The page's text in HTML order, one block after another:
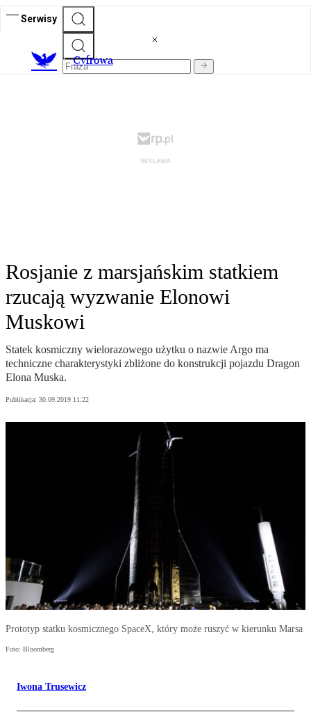
Serwisy
Cyfrowa
Rosjanie z marsjańskim statkiem
rzucają wyzwanie Elonowi
Muskowi
Statek kosmiczny wielorazowego użytku o nazwie Argo ma
techniczne charakterystyki zbliżone do konstrukcji pojazdu Dragon
Elona Muska.
Publikacja: 30.09.2019 11:22
Prototyp statku kosmicznego SpaceX, który może ruszyć w kierunku Marsa
Foto: Bloomberg
Iwona Trusewicz